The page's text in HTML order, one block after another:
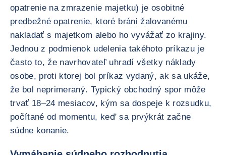
opatrenie na zmrazenie majetku) je osobitné
predbežné opatrenie, ktoré bráni žalovanému
nakladať s majetkom alebo ho vyvážať zo krajiny.
Jednou z podmienok udelenia takéhoto príkazu je
často to, že navrhovateľ uhradí všetky náklady
osobe, proti ktorej bol príkaz vydaný, ak sa ukáže,
že bol neprimeraný. Typický obchodný spor môže
trvať 18–24 mesiacov, kým sa dospeje k rozsudku,
počítané od momentu, keď sa prvýkrát začne
súdne konanie.